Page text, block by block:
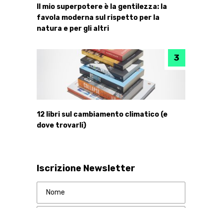
Il mio superpotere è la gentilezza: la
favola moderna sul rispetto per la
natura e per gli altri
12 libri sul cambiamento climatico (e
dove trovarli)
Iscrizione Newsletter